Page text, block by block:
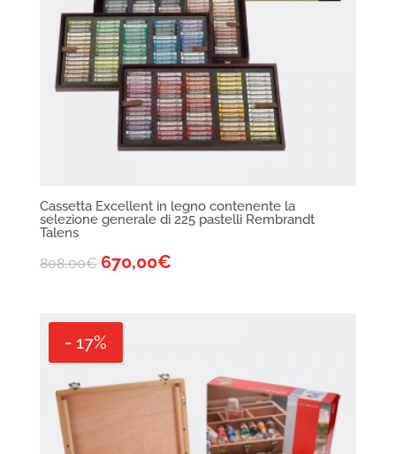
Cassetta Excellent in legno contenente la
selezione generale di 225 pastelli Rembrandt
Talens
808,00€ 670,00€
- 17%